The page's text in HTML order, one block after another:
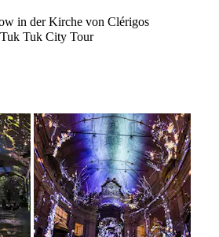
in der Kirche von Clérigos
Tuk City Tour